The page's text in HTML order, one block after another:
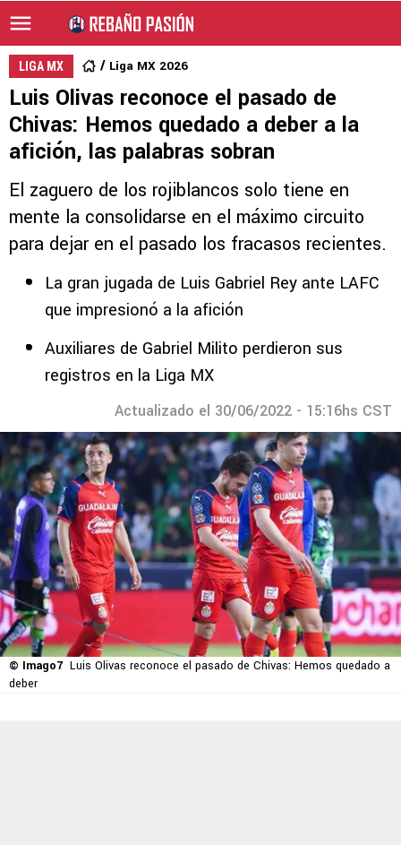
LIGA MX Liga MX 2026
Luis Olivas reconoce el pasado de
Chivas: Hemos quedado a deber a la
afición, las palabras sobran
El zaguero de los rojiblancos solo tiene en
mente la consolidarse en el máximo circuito
para dejar en el pasado los fracasos recientes.
La gran jugada de Luis Gabriel Rey ante LAFC
que impresionó a la afición
Auxiliares de Gabriel Milito perdieron sus
registros en la Liga MX
Actualizado el 30/06/2022 - 15:16hs CST
© Imago7 Luis Olivas reconoce el pasado de Chivas: Hemos quedado a
deber